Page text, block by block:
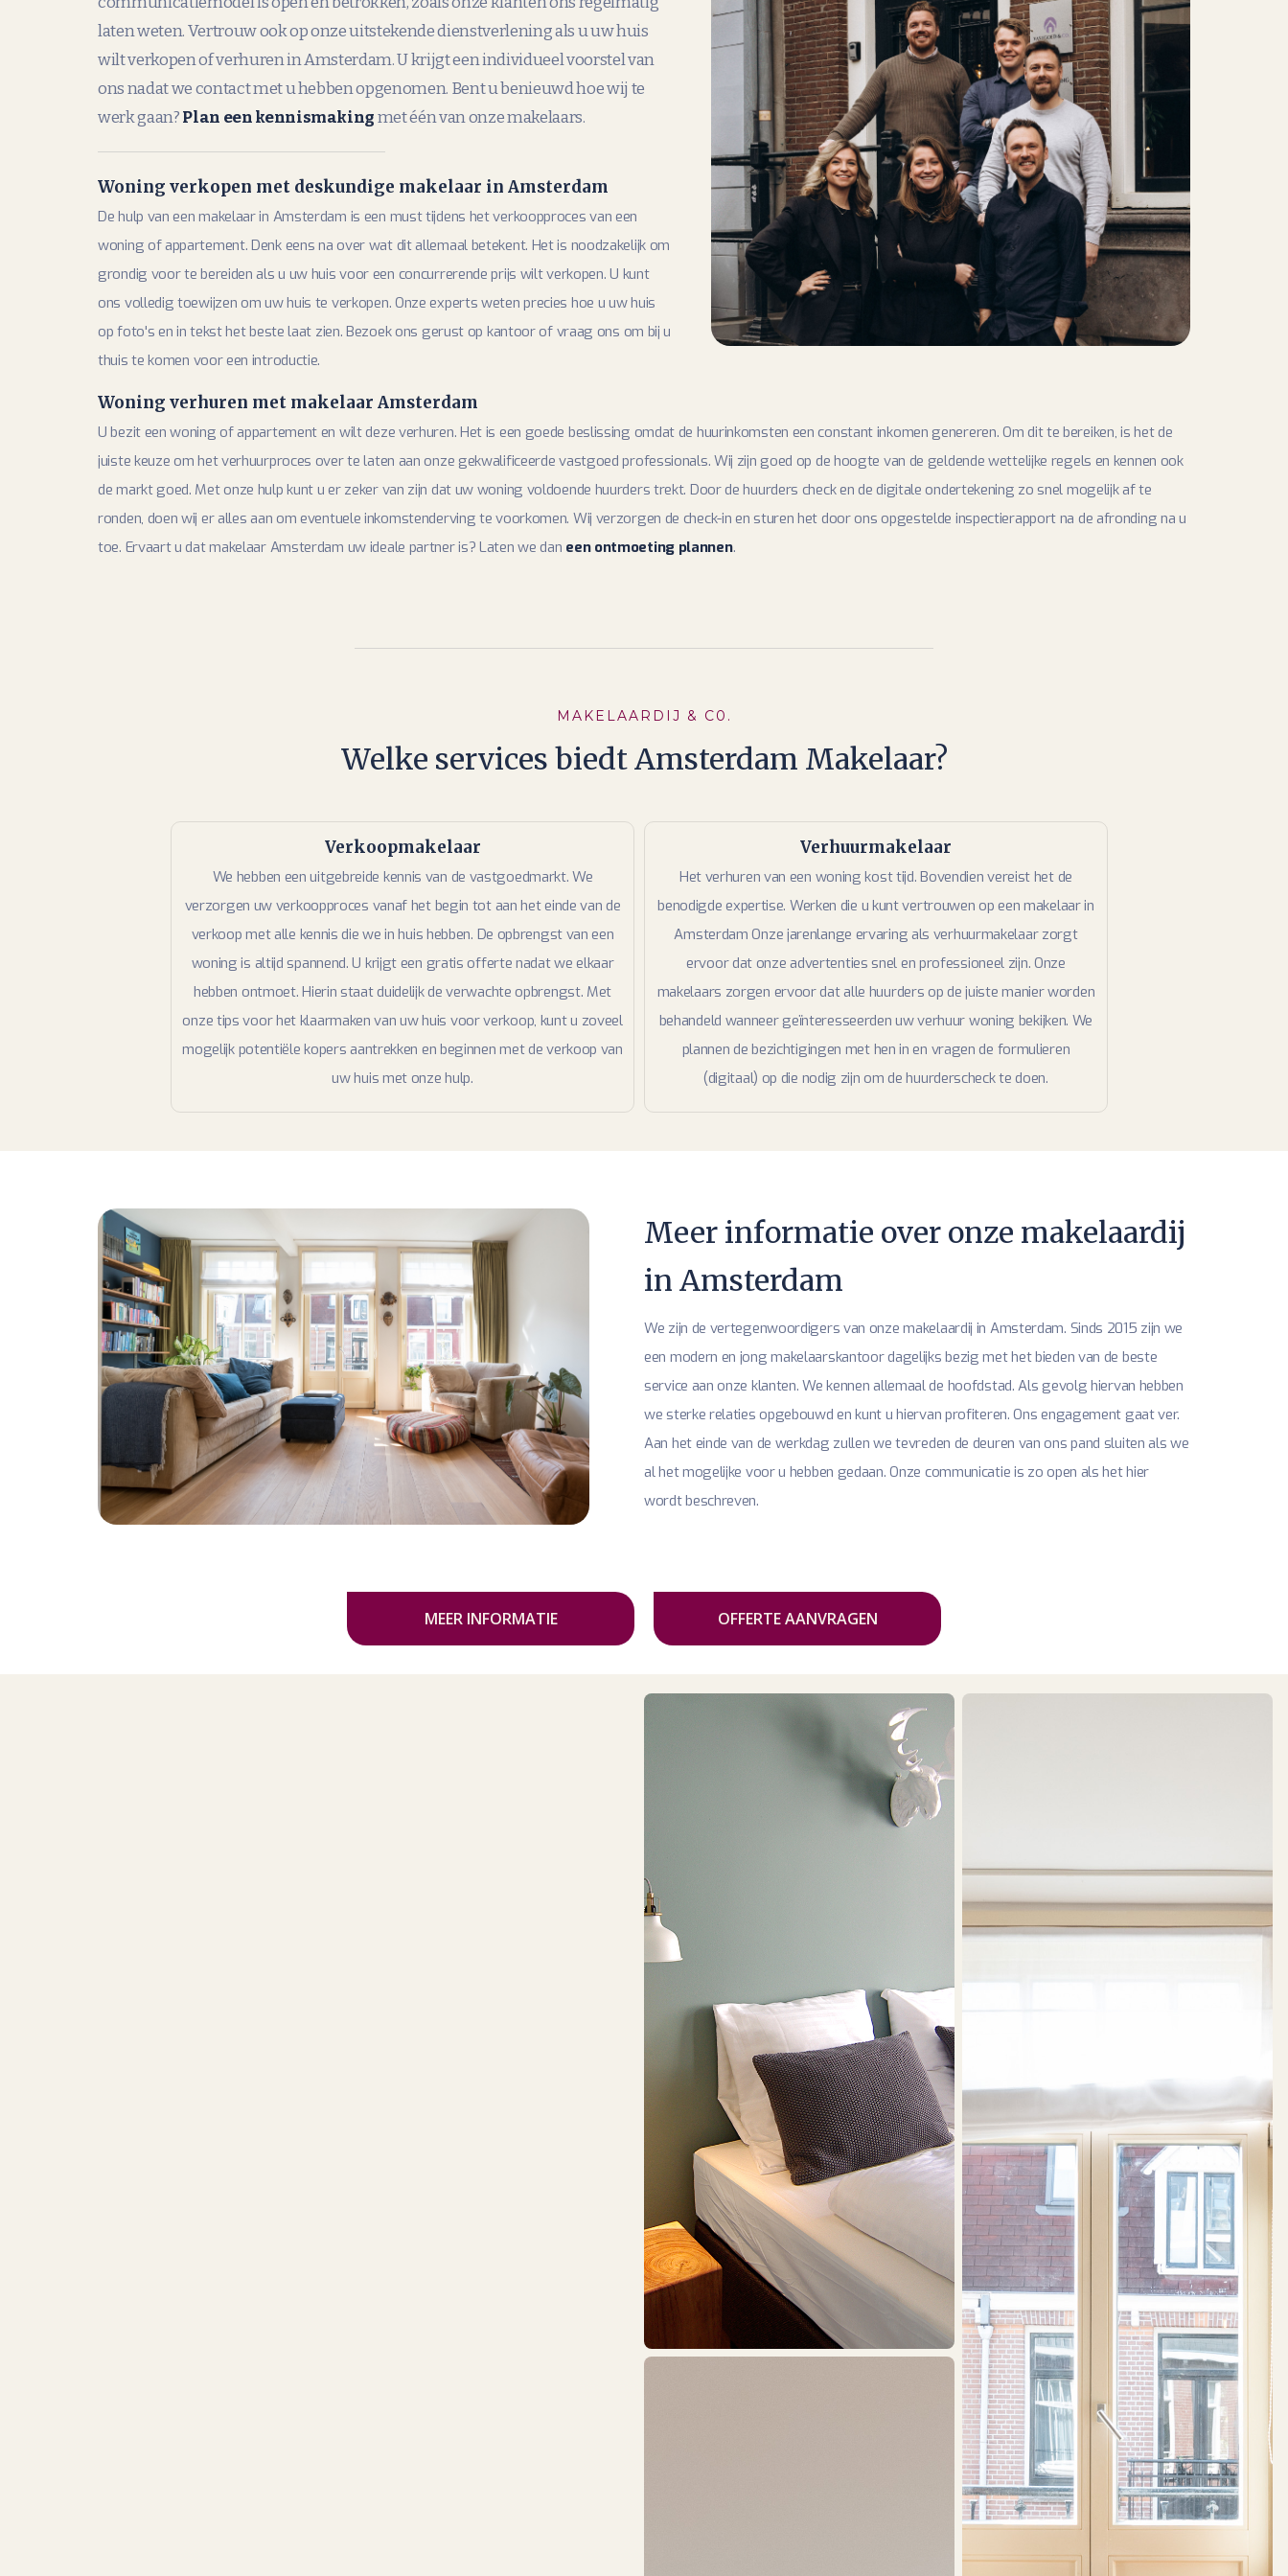
laten weten. Vertrouw ook op onze uitstekende dienstverlening als u uw huis
wilt verkopen of verhuren in Amsterdam. U krijgt een individueel voorstel van
ons nadat we contact met u hebben opgenomen. Bent u benieuwd hoe wij te
werk gaan?Plan een kennismakingmet één van onze makelaars.
Woning verkopen met deskundige makelaar in Amsterdam
De hulp van een makelaar in Amsterdam is een must tijdens het verkoopproces van een
woning of appartement. Denk eens na over wat dit allemaal betekent. Het is noodzakelijk om
grondig voor te bereiden als u uw huis voor een concurrerende prijs wilt verkopen. U kunt
ons volledig toewijzen om uw huis te verkopen. Onze experts weten precies hoe u uw huis
op foto's en in tekst het beste laat zien. Bezoek ons gerust op kantoor of vraag ons om bij u
thuis te komen voor een introductie.
Woning verhuren met makelaar Amsterdam
U bezit een woning of appartement en wilt deze verhuren. Het is een goede beslissing omdat de huurinkomsten een constant inkomen genereren. Om dit te bereiken, is het de
juiste keuze om het verhuurproces over te laten aan onze gekwalificeerde vastgoed professionals. Wij zijn goed op de hoogte van de geldende wettelijke regels en kennen ook
de markt goed. Met onze hulp kunt u er zeker van zijn dat uw woning voldoende huurders trekt. Door de huurders check en de digitale ondertekening zo snel mogelijk af te
ronden, doen wij er alles aan om eventuele inkomstenderving te voorkomen. Wij verzorgen de check-in en sturen het door ons opgestelde inspectierapport na de afronding na u
toe. Ervaart u dat makelaar Amsterdam uw ideale partner is? Laten we dan een ontmoeting plannen.
MAKELAARDIJ & C0.
Welke services biedt Amsterdam Makelaar?
Verkoopmakelaar
We hebben een uitgebreide kennis van de vastgoedmarkt. We
verzorgen uw verkoopproces vanaf het begin tot aan het einde van de
verkoop met alle kennis die we in huis hebben. De opbrengst van een
woning is altijd spannend. U krijgt een gratis offerte nadat we elkaar
hebben ontmoet. Hierin staat duidelijk de verwachte opbrengst. Met
onze tips voor het klaarmaken van uw huis voor verkoop, kunt u zoveel
mogelijk potentiële kopers aantrekken en beginnen met de verkoop van
uw huis met onze hulp.
Verhuurmakelaar
Het verhuren van een woning kost tijd. Bovendien vereist het de
benodigde expertise. Werken die u kunt vertrouwen op een makelaar in
Amsterdam Onze jarenlange ervaring als verhuurmakelaar zorgt
ervoor dat onze advertenties snel en professioneel zijn. Onze
makelaars zorgen ervoor dat alle huurders op de juiste manier worden
behandeld wanneer geïnteresseerden uw verhuur woning bekijken. We
plannen de bezichtigingen met hen in en vragen de formulieren
(digitaal) op die nodig zijn om de huurderscheck te doen.
Meer informatie over onze makelaardij
in Amsterdam
We zijn de vertegenwoordigers van onze makelaardij in Amsterdam. Sinds 2015 zijn we
een modern en jong makelaarskantoor dagelijks bezig met het bieden van de beste
service aan onze klanten. We kennen allemaal de hoofdstad. Als gevolg hiervan hebben
we sterke relaties opgebouwd en kunt u hiervan profiteren. Ons engagement gaat ver.
Aan het einde van de werkdag zullen we tevreden de deuren van ons pand sluiten als we
al het mogelijke voor u hebben gedaan. Onze communicatie is zo open als het hier
wordt beschreven.
MEER INFORMATIE OFFERTE AANVRAGEN